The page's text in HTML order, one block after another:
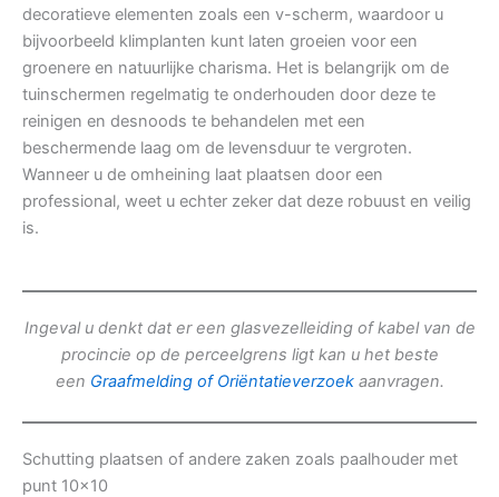
decoratieve elementen zoals een v-scherm, waardoor u
bijvoorbeeld klimplanten kunt laten groeien voor een
groenere en natuurlijke charisma. Het is belangrijk om de
tuinschermen regelmatig te onderhouden door deze te
reinigen en desnoods te behandelen met een
beschermende laag om de levensduur te vergroten.
Wanneer u de omheining laat plaatsen door een
professional, weet u echter zeker dat deze robuust en veilig
is.
Ingeval u denkt dat er een glasvezelleiding of kabel van de
procincie op de perceelgrens ligt kan u het beste
een Graafmelding of Oriëntatieverzoekaanvragen.
Schutting plaatsen of andere zaken zoals paalhouder met
punt 10×10